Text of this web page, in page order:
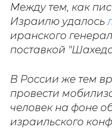
Между тем, как
Израилю удалось
иранского
поставкой
В России же тем
провести
человек на фоне
израильского